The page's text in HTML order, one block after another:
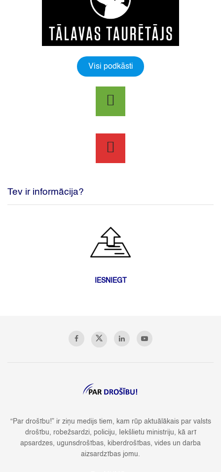
Visi podkāsti
Tev ir informācija?
IESNIEGT
“Par drošību!” ir ziņu medijs tiem, kam rūp aktuālākais par valsts
drošību, robežsardzi, policiju, Iekšlietu ministriju, kā arī
apsardzes, ugunsdrošības, kiberdrošības, vides un darba
aizsardzības jomu.